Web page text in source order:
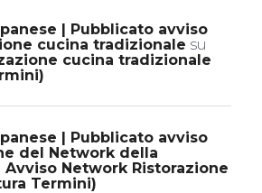
| Pubblicato avviso
cucina tradizionale su
cucina tradizionale
| Pubblicato avviso
del Network della
Avviso Network Ristorazione
Termini)